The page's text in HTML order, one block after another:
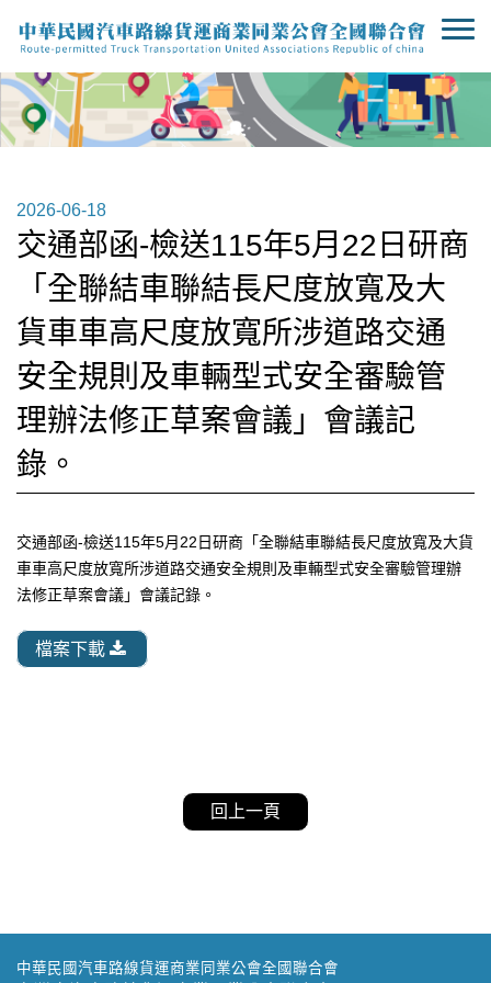
2026-06-18
交通部函-檢送115年5月22日研商
「全聯結車聯結長尺度放寬及大
貨車車高尺度放寬所涉道路交通
安全規則及車輛型式安全審驗管
理辦法修正草案會議」會議記
錄。
交通部函-檢送115年5月22日研商「全聯結車聯結長尺度放寬及大貨
車車高尺度放寬所涉道路交通安全規則及車輛型式安全審驗管理辦
法修正草案會議」會議記錄。
檔案下載
回上一頁
中華民國汽車路線貨運商業同業公會全國聯合會